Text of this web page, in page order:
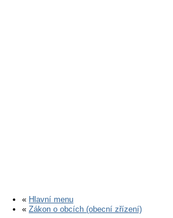
« Hlavní menu
« Zákon o obcích (obecní zřízení)